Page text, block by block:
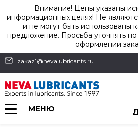
Внимание! Цены указаны
информационных целях! Не
и не могут быть использованы
предложение. Просьба уточнять
оформлении
zakaz1@nevalubricants.ru
МЕНЮ